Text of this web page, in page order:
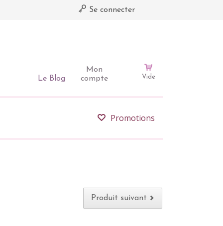
Se connecter
Mon
compte
Le Blog Vide
Promotions
Produit suivant